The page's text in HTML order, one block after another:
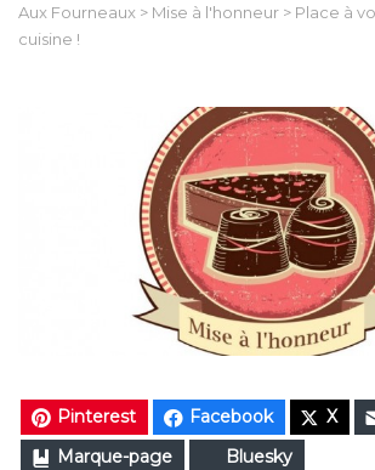
Aux Fourneaux > Mise à l'honneur > Place à
cuisine !
Pinterest Facebook X
Marque-page
Bluesky